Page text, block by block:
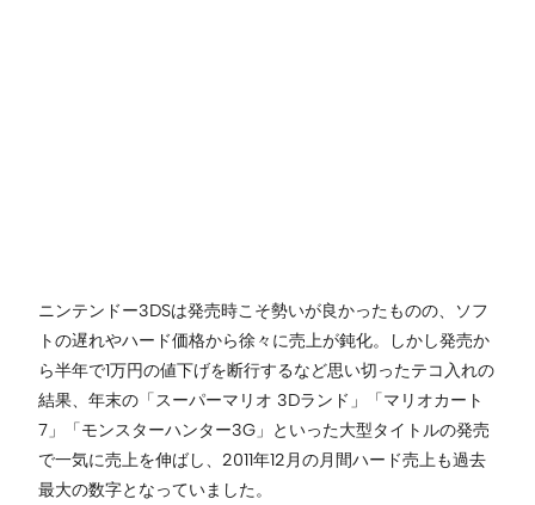
ニンテンドー3DSは発売時こそ勢いが良かったものの、ソフ
トの遅れやハード価格から徐々に売上が鈍化。しかし発売か
ら半年で1万円の値下げを断行するなど思い切ったテコ入れの
結果、年末の「スーパーマリオ 3Dランド」「マリオカート
7」「モンスターハンター3G」といった大型タイトルの発売
で一気に売上を伸ばし、2011年12月の月間ハード売上も過去
最大の数字となっていました。